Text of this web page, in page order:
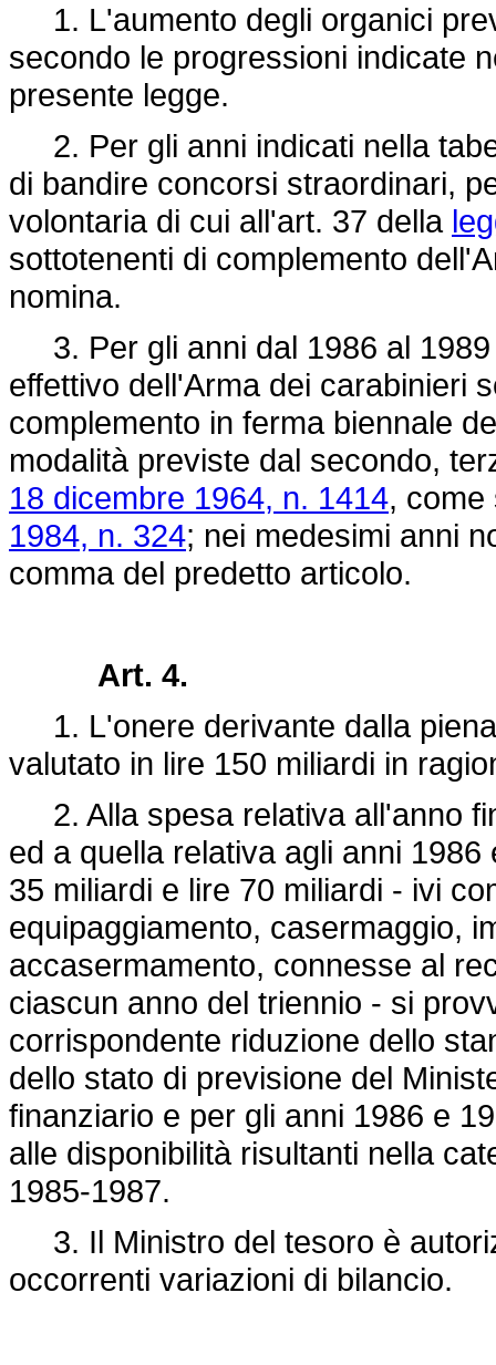
1. L'aumento degli organici
secondo le progressioni indicate
presente legge.
2. Per gli anni indicati nella
di bandire concorsi straordinari,
volontaria di cui all'art. 37 della
sottotenenti di complemento
nomina.
3. Per gli anni dal 1986 al 1989
effettivo dell'Arma dei carabinieri
complemento in ferma biennale
modalità previste dal secondo,
18 dicembre 1964, n. 1414,
1984, n. 324; nei medesimi anni
comma del predetto articolo.
Art. 4.
1. L'onere derivante dalla
valutato in lire 150 miliardi in
2. Alla spesa relativa all'anno
ed a quella relativa agli anni
35 miliardi e lire 70 miliardi - ivi
equipaggiamento, casermaggio,
accasermamento, connesse al
ciascun anno del triennio - si
corrispondente riduzione dello
dello stato di previsione del
finanziario e per gli anni 1986 e
alle disponibilità risultanti nella
1985-1987.
3. Il Ministro del tesoro è
occorrenti variazioni di bilancio.